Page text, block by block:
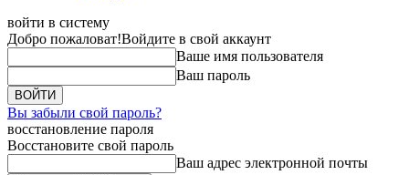
войти в систему
Добро пожаловат!Войдите в свой аккаунт
Ваше имя пользователя
Ваш пароль
Вы забыли свой пароль?
восстановление пароля
Восстановите свой пароль
Ваш адрес электронной почты